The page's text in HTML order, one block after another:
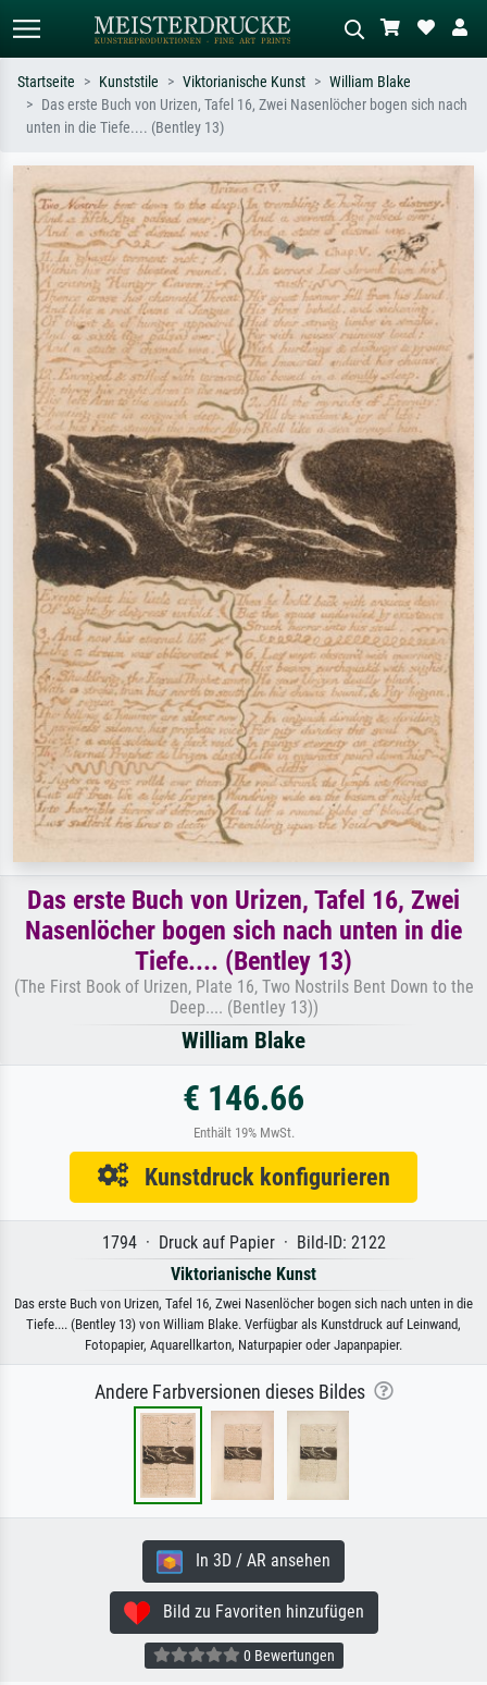
Standardsuche
oder Stilen – z.B. Monet,
Sternennacht, Impressionismus, Welle
Hokusai, Akt.
Wiese, Abstrakt mit viel Rot, Dunkles
Ölgemälde, Stehender Akt neben einem
Baum.
Startseite Kunststile Viktorianische Kunst
William Blake
Das erste Buch von Urizen, Tafel 16, Zwei Nasenlöcher bogen sich nach
unten in die Tiefe.... (Bentley 13)
Das erste Buch von Urizen, Tafel 16, Zwei
Nasenlöcher bogen sich nach unten in die
Tiefe.... (Bentley 13)
(The First Book of Urizen, Plate 16, Two Nostrils Bent Down to the
Deep.... (Bentley 13))
William Blake
€ 146.66
Enthält 19% MwSt.
Kunstdruck konfigurieren
1794 · Druck auf Papier · Bild-ID: 2122
Viktorianische Kunst
Das erste Buch von Urizen, Tafel 16, Zwei Nasenlöcher bogen sich nach unten in die
Tiefe.... (Bentley 13) von William Blake. Verfügbar als Kunstdruck auf Leinwand,
Fotopapier, Aquarellkarton, Naturpapier oder Japanpapier.
Andere Farbversionen dieses Bildes
In 3D / AR ansehen
Bild zu Favoriten hinzufügen
0 Bewertungen